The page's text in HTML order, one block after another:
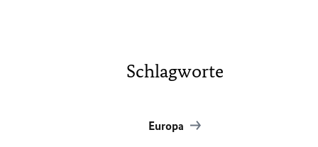
Schlagworte
Europa